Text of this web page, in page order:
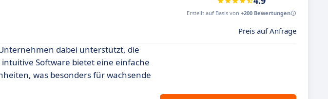
Erstellt auf Basis von +200 Bewertungen
Preis auf Anfrage
dabei unterstützt, die
Software bietet eine einfache
was besonders für wachsende